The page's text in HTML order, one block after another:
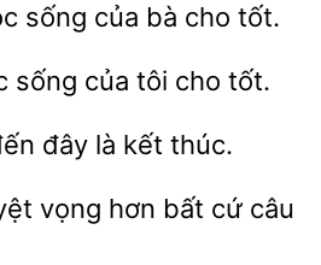
sống bà cho
sống cho tốt.
đây là thúc.
vọng hơn bất cứ câu